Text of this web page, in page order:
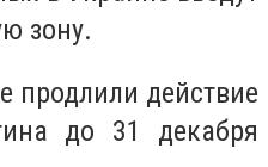
зону.
продлили действие
до 31 декабря